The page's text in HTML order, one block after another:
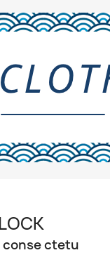
conse ctetu